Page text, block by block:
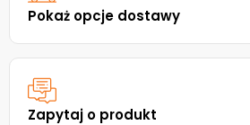
Pokaż opcje dostawy
Zapytaj o produkt